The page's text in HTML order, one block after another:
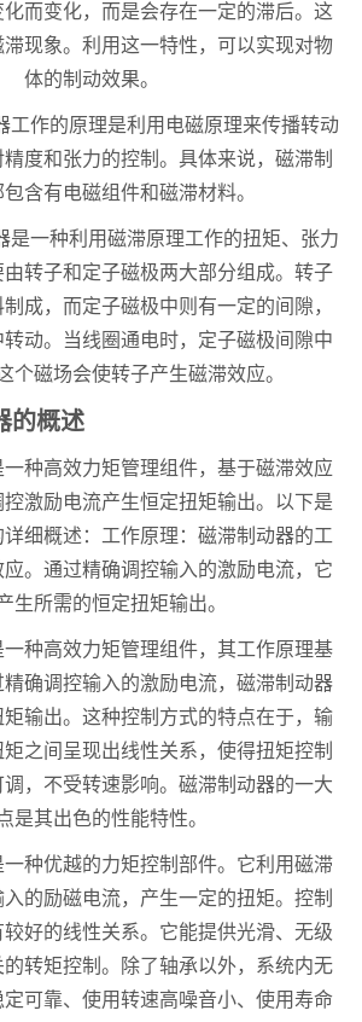
而变化，而是会存在一定的滞后。这
现象。利用这一特性，可以实现对物
体的制动效果。
工作的原理是利用电磁原理来传播转动
度和张力的控制。具体来说，磁滞制
含有电磁组件和磁滞材料。
是一种利用磁滞原理工作的扭矩、张力
转子和定子磁极两大部分组成。转子
成，而定子磁极中则有一定的间隙，
动。当线圈通电时，定子磁极间隙中
个磁场会使转子产生磁滞效应。
的概述
种高效力矩管理组件，基于磁滞效应
激励电流产生恒定扭矩输出。以下是
细概述：工作原理：磁滞制动器的工
。通过精确调控输入的激励电流，它
生所需的恒定扭矩输出。
种高效力矩管理组件，其工作原理基
确调控输入的激励电流，磁滞制动器
输出。这种控制方式的特点在于，输
之间呈现出线性关系，使得扭矩控制
，不受转速影响。磁滞制动器的一大
是其出色的性能特性。
种优越的力矩控制部件。它利用磁滞
的励磁电流，产生一定的扭矩。控制
好的线性关系。它能提供光滑、无级
转矩控制。除了轴承以外，系统内无
可靠、使用转速高噪音小、使用寿命